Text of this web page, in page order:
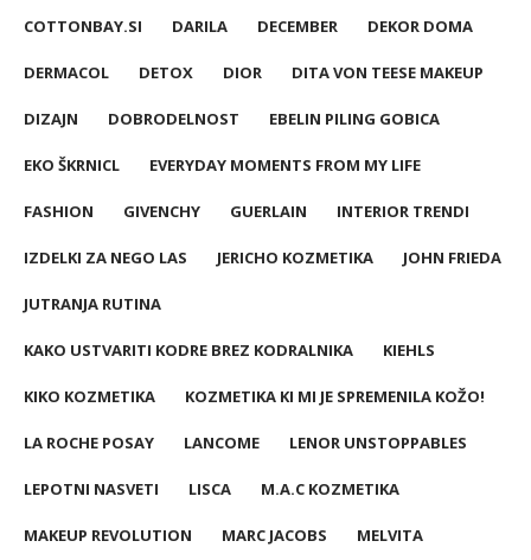
COTTONBAY.SI DARILA DECEMBER DEKOR DOMA
DERMACOL DETOX DIOR DITA VON TEESE MAKEUP
DIZAJN DOBRODELNOST EBELIN PILING GOBICA
EKO ŠKRNICL EVERYDAY MOMENTS FROM MY LIFE
FASHION GIVENCHY GUERLAIN INTERIOR TRENDI
IZDELKI ZA NEGO LAS JERICHO KOZMETIKA JOHN FRIEDA
JUTRANJA RUTINA
KAKO USTVARITI KODRE BREZ KODRALNIKA KIEHLS
KIKO KOZMETIKA KOZMETIKA KI MI JE SPREMENILA KOŽO!
LA ROCHE POSAY LANCOME LENOR UNSTOPPABLES
LEPOTNI NASVETI LISCA M.A.C KOZMETIKA
MAKEUP REVOLUTION MARC JACOBS MELVITA